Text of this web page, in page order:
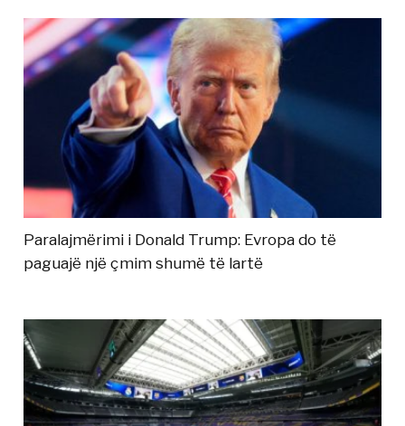
Paralajmërimi i Donald Trump: Evropa do të
paguajë një çmim shumë të lartë